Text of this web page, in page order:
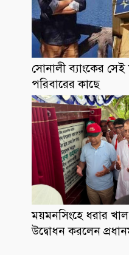
সোনালী ব্যাংকের
পরিবারের কাছে
ময়মনসিংহে ধরার
উদ্বোধন করলেন